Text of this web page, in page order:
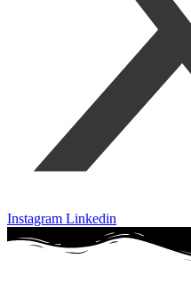
Instagram Linkedin